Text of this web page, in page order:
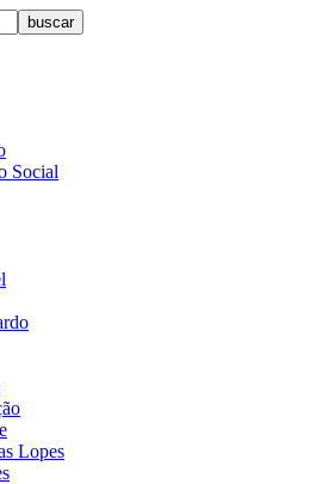
buscar
Social
Lopes